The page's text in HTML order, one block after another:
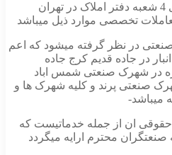
گروه املاک صنعتی سوله دارای 4 شعبه دفتر املاک در تهران
تخصصی موارد ذیل میباشد
صنعتی در نظر گرفته میشود که اعم
در جاده قدیم کرج جاده
در شهرک صنعتی شمس اباد
صنعتی پرند و کلیه شهرک ها و
میباشد-
حقوقی ان از جمله خدماتیست که
محترم ارایه میگردد